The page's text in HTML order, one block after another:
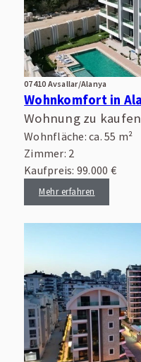
07410 Avsallar/Alanya
Wohnung zu kaufen
Wohnfläche: ca. 55 m²
Zimmer: 2
Kaufpreis: 99.000 €
Mehr erfahren